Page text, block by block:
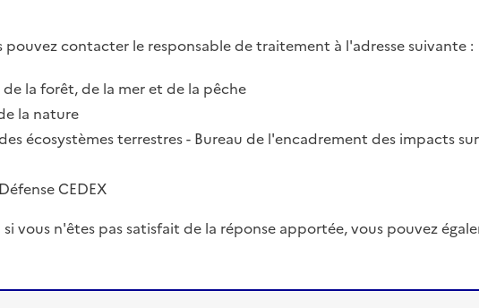
contacter le responsable de traitement à l'adresse suivante :
la forêt, de la mer et de la pêche
la nature
écosystèmes terrestres - Bureau de l'encadrement des impacts
CEDEX
vous n'êtes pas satisfait de la réponse apportée, vous pouvez